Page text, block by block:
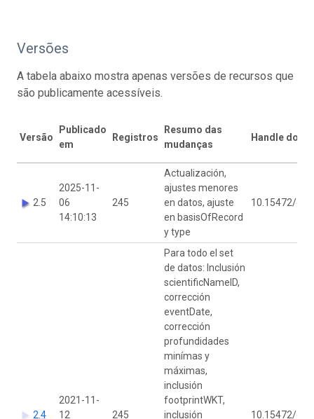
Versões
A tabela abaixo mostra apenas versões de recursos que
são publicamente acessíveis.
Versão
Publicado
em
Registros
Resumo das
mudanças
Handle do
2.5
2025-11-
06
14:10:13
245
Actualización,
ajustes menores
en datos, ajuste
en basisOfRecord
y type
10.15472/
2.4
2021-11-
12
245
Para todo el set
de datos: Inclusión
scientificNameID,
corrección
eventDate,
corrección
profundidades
minímas y
máximas,
inclusión
footprintWKT,
inclusión
10.15472/